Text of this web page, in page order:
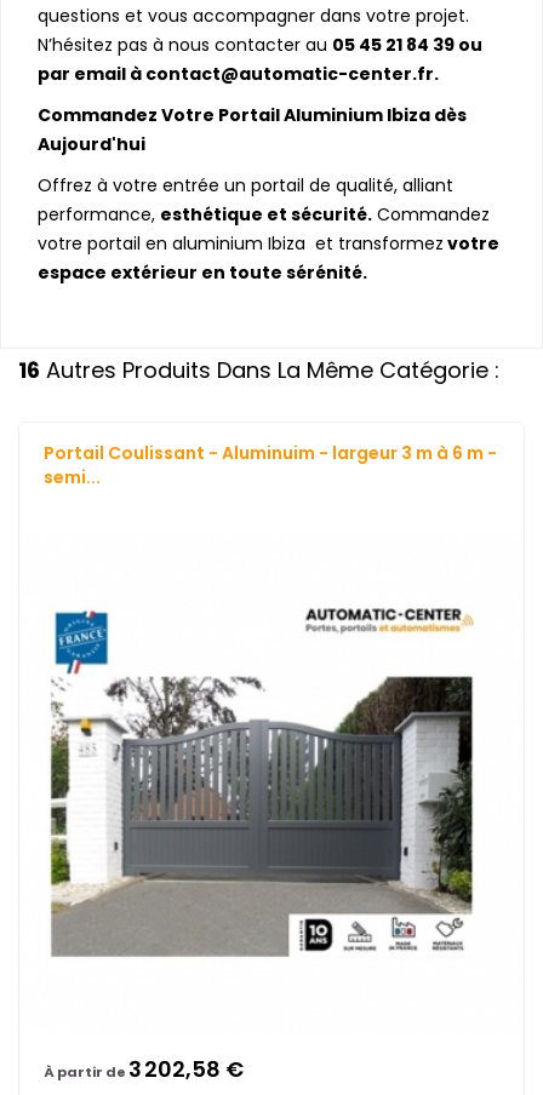
questions et vous accompagner dans votre projet.
N’hésitez pas à nous contacter au 05 45 21 84 39 ou
par email à contact@automatic-center.fr.
Commandez Votre Portail Aluminium Ibiza dès
Aujourd'hui
Offrez à votre entrée un portail de qualité, alliant
performance, esthétique et sécurité. Commandez
votre portail en aluminium Ibiza et transformez votre
espace extérieur en toute sérénité.
16 Autres Produits Dans La Même Catégorie :
Portail Coulissant - Aluminuim - largeur 3 m à 6 m -
semi...
À partir de 3 202,58 €